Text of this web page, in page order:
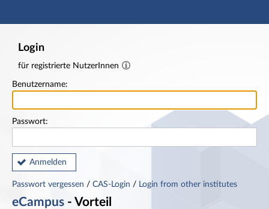
Hauptnavigation
Login
für registrierte NutzerInnen
Benutzername:
Passwort:
Anmelden
Passwort vergessen / CAS-Login / Login from other institutes
eCampus - Vorteil